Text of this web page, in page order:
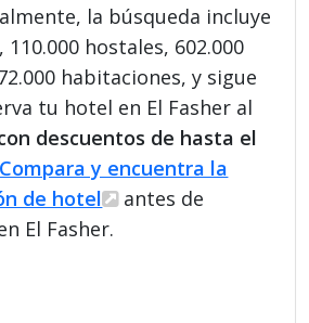
la búsqueda incluye
110.000 hostales, 602.000
habitaciones, y sigue
tu hotel en El Fasher al
descuentos de hasta el
Compara y encuentra la
de hotel
antes de
El Fasher.